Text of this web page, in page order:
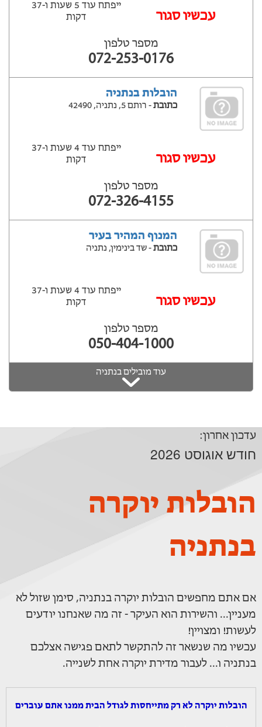
‫עכשיו סגור
ייפתח עוד 5 שעות ‫ו-37
דקות
מספר טלפון
072-253-0176
הובלות בנתניה
כתובת- רותם 5, נתניה, 42490
‫עכשיו סגור
ייפתח עוד 4 שעות ‫ו-37
דקות
מספר טלפון
072-326-4155
המנוף המהיר בעיר
כתובת- שד בינימין, נתניה
‫עכשיו סגור
ייפתח עוד 4 שעות ‫ו-37
דקות
מספר טלפון
050-404-1000
עוד מובילים בנתניה
עדכון אחרון:
חודש אוגוסט 2026
הובלות יוקרה
בנתניה
אם אתם מחפשים הובלות יוקרה בנתניה, סימן שזול לא
מעניין... והשירות הוא העיקר - זה מה שאנחנו יודעים
לעשות! ומצויין!
עכשיו מה שנשאר זה להתקשר לתאם פגישה אצלכם
בנתניה ו... לעבור מדירת יוקרה אחת לשנייה.
הובלות יוקרה לא רק מתייחסות לגודל הבית ממנו אתם עוברים